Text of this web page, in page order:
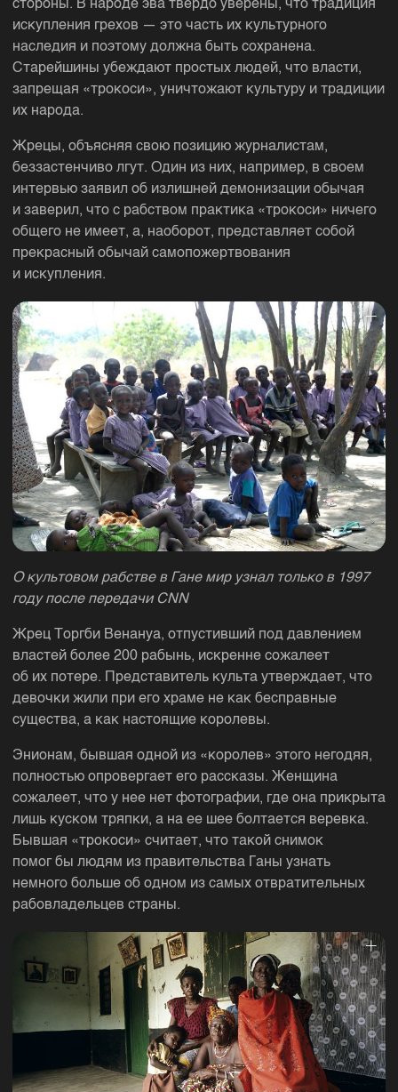
стороны. В народе эва твердо уверены, что традиция
искупления грехов — это часть их культурного
наследия и поэтому должна быть сохранена.
Старейшины убеждают простых людей, что власти,
запрещая «трокоси», уничтожают культуру и традиции
их народа.
Жрецы, объясняя свою позицию журналистам,
беззастенчиво лгут. Один из них, например, в своем
интервью заявил об излишней демонизации обычая
и заверил, что с рабством практика «трокоси» ничего
общего не имеет, а, наоборот, представляет собой
прекрасный обычай самопожертвования
и искупления.
О культовом рабстве в Гане мир узнал только в 1997
году после передачи CNN
Жрец Торгби Венануа, отпустивший под давлением
властей более 200 рабынь, искренне сожалеет
об их потере. Представитель культа утверждает, что
девочки жили при его храме не как бесправные
существа, а как настоящие королевы.
Энионам, бывшая одной из «королев» этого негодяя,
полностью опровергает его рассказы. Женщина
сожалеет, что у нее нет фотографии, где она прикрыта
лишь куском тряпки, а на ее шее болтается веревка.
Бывшая «трокоси» считает, что такой снимок
помог бы людям из правительства Ганы узнать
немного больше об одном из самых отвратительных
рабовладельцев страны.